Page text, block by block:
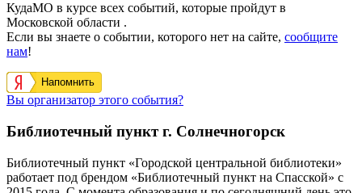
КудаМО в курсе всех событий, которые пройдут в
Московской области .
Если вы знаете о событии, которого нет на сайте, сообщите
нам!
Напомнить
Вы организатор этого события?
Библиотечный пункт г. Солнечногорск
Библиотечный пункт «Городской центральной библиотеки»
работает под брендом «Библиотечный пункт на Спасской» с